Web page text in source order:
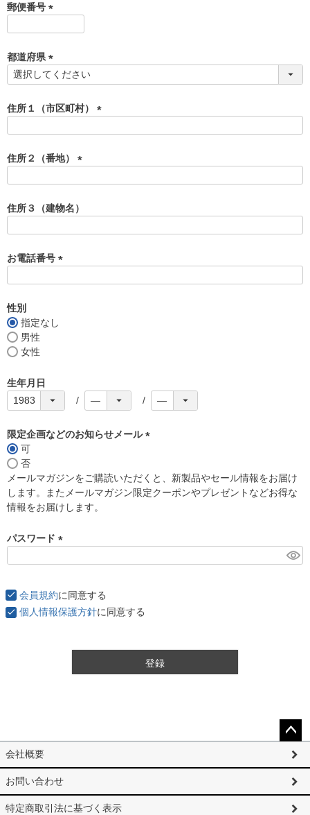
郵便番号
須
)
都道府県
(
須
)
住所１（市区町村）
)
住所２（番地）
須
)
住所３（建物名）
お電話番号
性別
指定なし
男性
女性
生年月日
限定企画などのお知らせメール
須
)
可
否
メールマガジンをご購読いただくと、新製品やセール情報をお届け
します。またメールマガジン限定クーポンやプレゼントなどお得な
情報をお届けします。
パスワード
)
会員規約に同意する
個人情報保護方針に同意する
登録
ペー
ップ
へ
会社概要
お問い合わせ
特定商取引法に基づく表示